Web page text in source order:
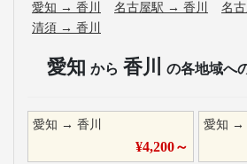
愛知 → 香川 名古屋駅 → 香川 名
清須 → 香川
愛知 から 香川 の各地域へ
愛知 → 香川
¥4,200～
愛知